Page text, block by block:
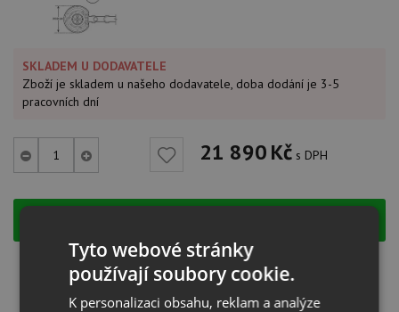
SKLADEM U DODAVATELE
Zboží je skladem u našeho dodavatele, doba dodání je 3-5
pracovních dní
21 890Kč s DPH
EDR015 Záruka:3 roky
Výrobce:IN SINK ERATOR
Tyto webové stránky
používají soubory cookie.
K personalizaci obsahu, reklam a analýze